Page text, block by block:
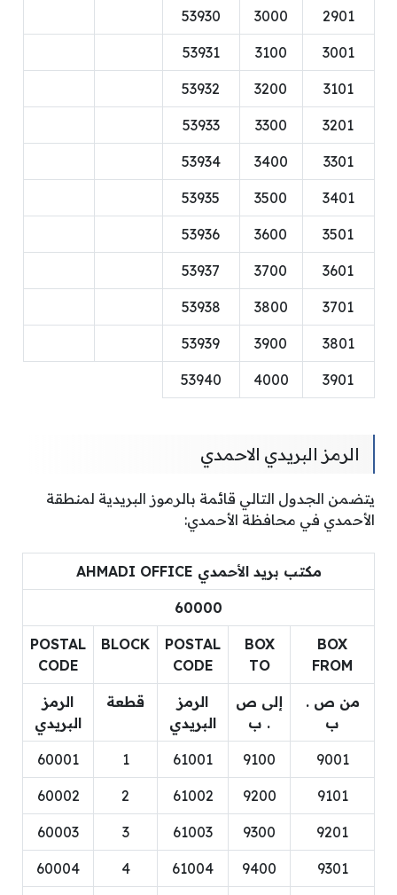
2901
3000
53930
3001
3100
53931
3101
3200
53932
3201
3300
53933
3301
3400
53934
3401
3500
53935
3501
3600
53936
3601
3700
53937
3701
3800
53938
3801
3900
53939
3901
4000
53940
الرمز البريدي الاحمدي
يتضمن الجدول التالي قائمة بالرموز البريدية لمنطقة
الأحمدي في محافظة الأحمدي:
مكتب بريد الأحمدي AHMADI OFFICE
60000
BOX
FROM
BOX
TO
POSTAL
CODE
BLOCK
POSTAL
CODE
من ص .
ب
إلى ص
. ب
الرمز
البريدي
قطعة
الرمز
البريدي
9001
9100
61001
1
60001
9101
9200
61002
2
60002
9201
9300
61003
3
60003
9301
9400
61004
4
60004